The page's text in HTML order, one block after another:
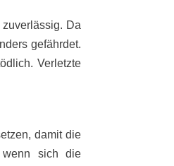
Da
gefährdet.
Verletzte
damit die
wenn sich die